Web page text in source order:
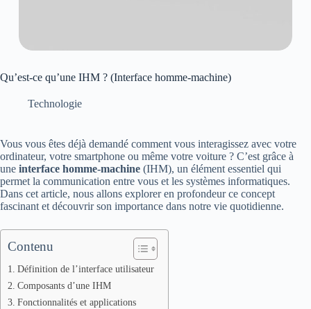
Qu’est-ce qu’une IHM ? (Interface homme-machine)
Technologie
Vous vous êtes déjà demandé comment vous interagissez avec votre
ordinateur, votre smartphone ou même votre voiture ? C’est grâce à
une interface homme-machine (IHM), un élément essentiel qui
permet la communication entre vous et les systèmes informatiques.
Dans cet article, nous allons explorer en profondeur ce concept
fascinant et découvrir son importance dans notre vie quotidienne.
Contenu
Définition de l’interface utilisateur
Composants d’une IHM
Fonctionnalités et applications